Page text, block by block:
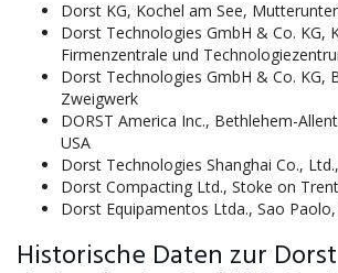
Dorst KG, Kochel am See,
Dorst Technologies GmbH & Co. KG,
Firmenzentrale und
Dorst Technologies GmbH & Co. KG,
Zweigwerk
DORST America Inc., Bethlehem-
USA
Dorst Technologies Shanghai Co.,
Dorst Compacting Ltd., Stoke on
Dorst Equipamentos Ltda., Sao
Historische Daten zur Dorst